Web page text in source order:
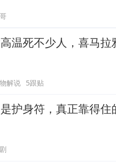
温死不少人，喜马
解说 5跟贴
护身符，真正靠得住